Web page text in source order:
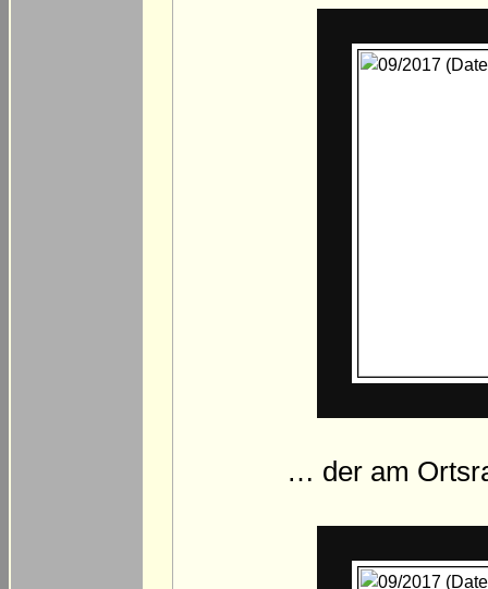
… der am